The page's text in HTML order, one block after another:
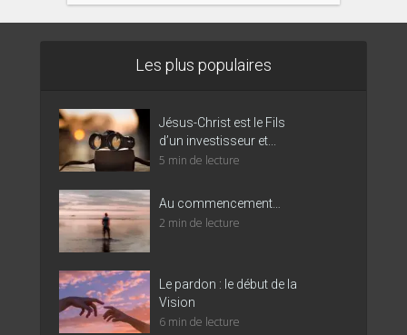
Les plus populaires
Jésus-Christ est le Fils
d’un investisseur et...
5 min de lecture
Au commencement…
2 min de lecture
Le pardon : le début de la
Vision
6 min de lecture